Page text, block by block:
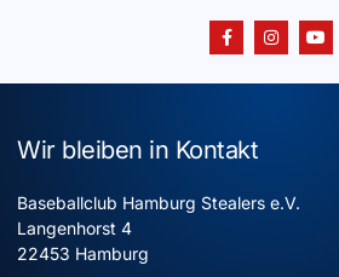
Wir bleiben in Kontakt
Baseballclub Hamburg Stealers e.V.
Langenhorst 4
22453 Hamburg